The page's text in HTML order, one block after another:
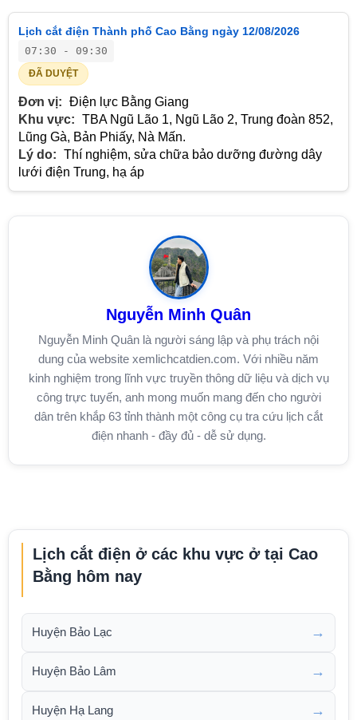
Lịch cắt điện Thành phố Cao Bằng ngày 12/08/2026
07:30 - 09:30
ĐÃ DUYỆT
Đơn vị: Điện lực Bằng Giang
Khu vực: TBA Ngũ Lão 1, Ngũ Lão 2, Trung đoàn 852,
Lũng Gà, Bản Phiấy, Nà Mấn.
Lý do: Thí nghiệm, sửa chữa bảo dưỡng đường dây
lưới điện Trung, hạ áp
Nguyễn Minh Quân
Nguyễn Minh Quân là người sáng lập và phụ trách nội
dung của website xemlichcatdien.com. Với nhiều năm
kinh nghiệm trong lĩnh vực truyền thông dữ liệu và dịch vụ
công trực tuyến, anh mong muốn mang đến cho người
dân trên khắp 63 tỉnh thành một công cụ tra cứu lịch cắt
điện nhanh - đầy đủ - dễ sử dụng.
Lịch cắt điện ở các khu vực ở tại Cao
Bằng hôm nay
Huyện Bảo Lạc →
Huyện Bảo Lâm →
Huyện Hạ Lang →